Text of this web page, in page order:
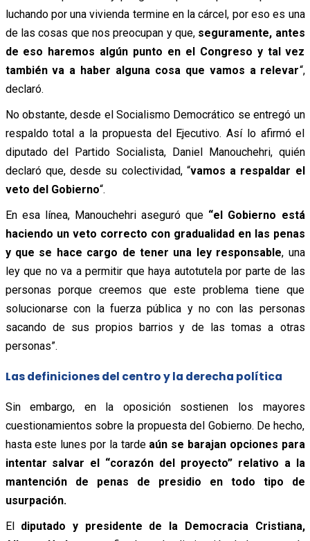
luchando por una vivienda termine en la cárcel, por eso es una
de las cosas que nos preocupan y que, seguramente, antes
de eso haremos algún punto en el Congreso y tal vez
también va a haber alguna cosa que vamos a relevar“,
declaró.
No obstante, desde el Socialismo Democrático se entregó un
respaldo total a la propuesta del Ejecutivo. Así lo afirmó el
diputado del Partido Socialista, Daniel Manouchehri, quién
declaró que, desde su colectividad, “vamos a respaldar el
veto del Gobierno“.
En esa línea, Manouchehri aseguró que “el Gobierno está
haciendo un veto correcto con gradualidad en las penas
y que se hace cargo de tener una ley responsable, una
ley que no va a permitir que haya autotutela por parte de las
personas porque creemos que este problema tiene que
solucionarse con la fuerza pública y no con las personas
sacando de sus propios barrios y de las tomas a otras
personas”.
Las definiciones del centro y la derecha política
Sin embargo, en la oposición sostienen los mayores
cuestionamientos sobre la propuesta del Gobierno. De hecho,
hasta este lunes por la tarde aún se barajan opciones para
intentar salvar el “corazón del proyecto” relativo a la
mantención de penas de presidio en todo tipo de
usurpación.
El diputado y presidente de la Democracia Cristiana,